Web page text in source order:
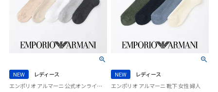
NEW
レディース
エンポリオ アルマーニ 公式オンラインショップ 婦人 靴下 女性
NEW
レディース
エンポリオ アルマーニ 靴下 女性 婦人